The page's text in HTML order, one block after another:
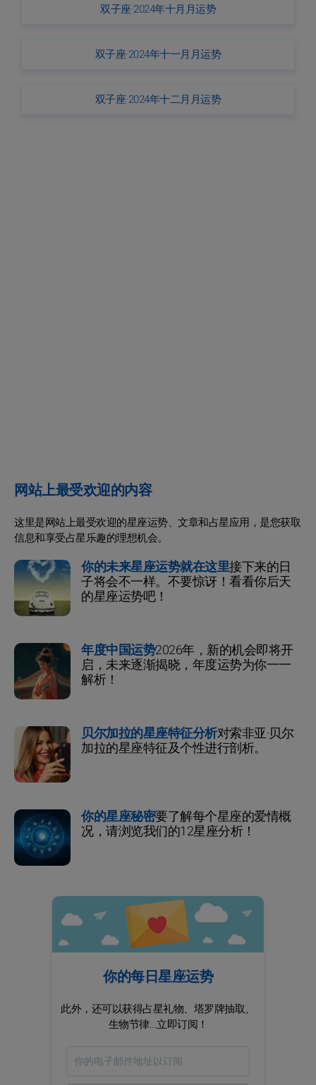
双子座·2024年十月月运势
双子座·2024年十一月月运势
双子座·2024年十二月月运势
网站上最受欢迎的内容
这里是网站上最受欢迎的星座运势、文章和占星应用，是您获取
信息和享受占星乐趣的理想机会。
你的未来星座运势就在这里接下来的日
子将会不一样。不要惊讶！看看你后天
的星座运势吧！
年度中国运势2026年，新的机会即将开
启，未来逐渐揭晓，年度运势为你一一
解析！
贝尔加拉的星座特征分析对索非亚·贝尔
加拉的星座特征及个性进行剖析。
你的星座秘密要了解每个星座的爱情概
况，请浏览我们的12星座分析！
你的每日星座运势
此外，还可以获得占星礼物、塔罗牌抽取、
生物节律...立即订阅！